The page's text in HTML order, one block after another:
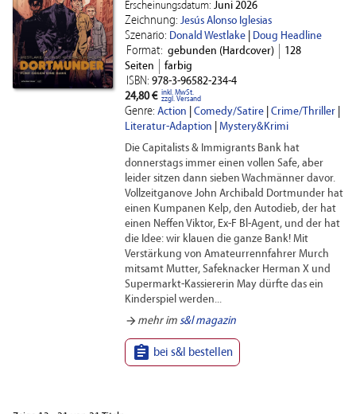
Erscheinungsdatum: Juni 2026
Zeichnung: Jesús Alonso Iglesias
Szenario: Donald Westlake| Doug Headline
Format: gebunden (Hardcover)
128
Seiten
farbig
ISBN: 978-3-96582-234-4
24,80 € inkl. MwSt.
zzgl. Versand
Genre: Action Comedy/Satire| Crime/Thriller|
Literatur-Adaption
Mystery&Krimi
Die Capitalists & Immigrants Bank hat
donnerstags immer einen vollen Safe, aber
leider sitzen dann sieben Wachmänner davor.
Vollzeitganove John Archibald Dortmunder hat
einen Kumpanen Kelp, den Autodieb, der hat
einen Neffen Viktor, Ex-F Bl-Agent, und der hat
die Idee: wir klauen die ganze Bank! Mit
Verstärkung von Amateurrennfahrer Murch
mitsamt Mutter, Safeknacker Herman X und
Supermarkt-Kassiererin May dürfte das ein
Kinderspiel werden...
arrow_forward mehr im s&l magazin
 bei s&l bestellen